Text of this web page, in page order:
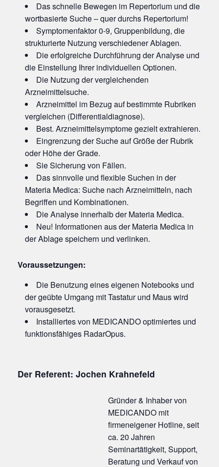
Das schnelle Bewegen im Repertorium und die
wortbasierte Suche – quer durchs Repertorium!
Symptomenfaktor 0-9, Gruppenbildung, die
strukturierte Nutzung verschiedener Ablagen.
Die erfolgreiche Durchführung der Analyse und
die Einstellung Ihrer individuellen Optionen.
Die Nutzung der vergleichenden
Arzneimittelsuche.
Arzneimittel im Bezug auf bestimmte Rubriken
vergleichen (Differentialdiagnose).
Best. Arzneimittelsymptome gezielt extrahieren.
Eingrenzung der Suche auf Größe der Rubrik
oder Höhe der Grade.
Sie Sicherung von Fällen.
Das sinnvolle und flexible Suchen in der
Materia Medica: Suche nach Arzneimitteln, nach
Begriffen und Kombinationen.
Die Analyse innerhalb der Materia Medica.
Neu! Informationen aus der Materia Medica in
der Ablage speichern und verlinken.
Voraussetzungen:
Die Benutzung eines eigenen Notebooks und
der geübte Umgang mit Tastatur und Maus wird
vorausgesetzt.
Installiertes von MEDICANDO optimiertes und
funktionsfähiges RadarOpus.
Der Referent: Jochen Krahnefeld
Gründer & Inhaber von
MEDICANDO mit
firmeneigener Hotline, seit
ca. 20 Jahren
Seminartätigkeit, Support,
Beratung und Verkauf von